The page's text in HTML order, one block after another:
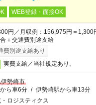
WEB登録・面接OK
円／月収例：156,975円＝1,300
＋交通費別途支給
費別途支給あり
実費支給／当社規定あり。
勢崎市
ら車6分 / 伊勢崎駅から車13分
ロジスティクス